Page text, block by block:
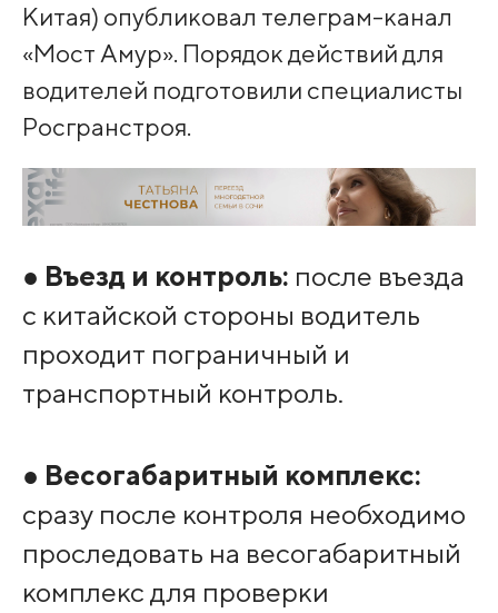
Китая) опубликовал телеграм-канал
«Мост Амур». Порядок действий для
водителей подготовили специалисты
Росгранстроя.
● Въезд и контроль: после въезда
с китайской стороны водитель
проходит пограничный и
транспортный контроль.
● Весогабаритный комплекс:
сразу после контроля необходимо
проследовать на весогабаритный
комплекс для проверки